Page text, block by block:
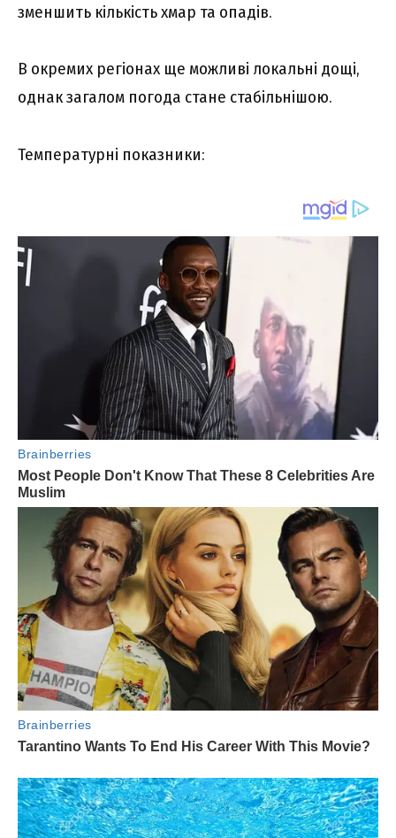
зменшить кількість хмар та опадів.
В окремих регіонах ще можливі локальні дощі,
однак загалом погода стане стабільнішою.
Температурні показники: